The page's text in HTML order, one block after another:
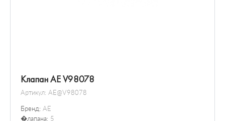
Клапан AE V98078
Артикул: AE@V98078
Бренд: AE
�лапана: 5